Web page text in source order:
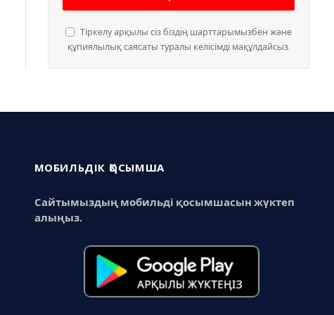
Тіркелу арқылы сіз біздің шарттарымызбен және
құпиялылық саясаты туралы келісімді мақұлдайсыз.
МОБИЛЬДІК ҚОСЫМША
Сайтымыздың мобильді қосымшасын жүктеп
алыңыз.